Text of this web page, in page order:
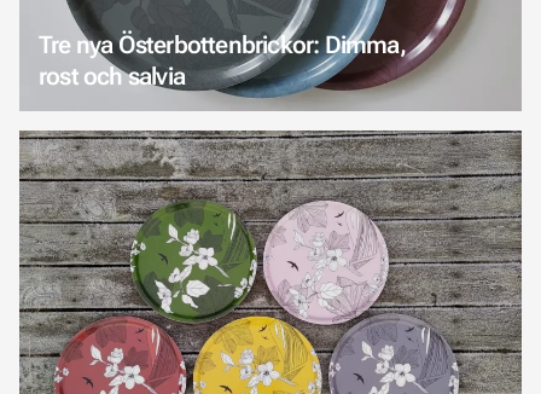
Tre nya Österbottenbrickor: Dimma,
rost och salvia